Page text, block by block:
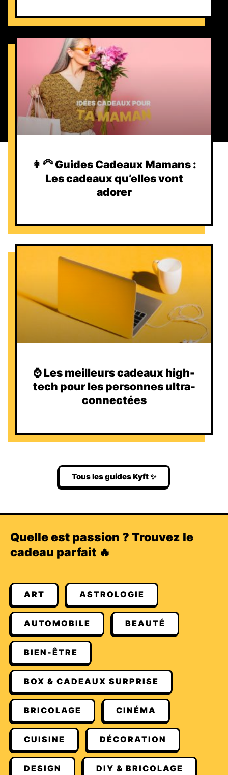
👩‍🦳 Guides Cadeaux Mamans :
Les cadeaux qu’elles vont
adorer
⌚️ Les meilleurs cadeaux high-
tech pour les personnes ultra-
connectées
Tous les guides Kyft ✨
Quelle est passion ? Trouvez le
cadeau parfait 🔥
ART ASTROLOGIE
AUTOMOBILE BEAUTÉ
BIEN-ÊTRE
BOX & CADEAUX SURPRISE
BRICOLAGE CINÉMA
CUISINE DÉCORATION
DESIGN DIY & BRICOLAGE